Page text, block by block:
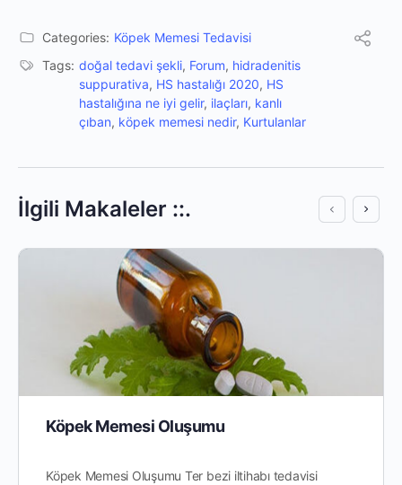
Categories: Köpek Memesi Tedavisi
Tags: doğal tedavi şekli, Forum, hidradenitis
suppurativa, HS hastalığı 2020, HS
hastalığına ne iyi gelir, ilaçları, kanlı
çıban, köpek memesi nedir, Kurtulanlar
İlgili Makaleler ::.
Köpek Memesi Oluşumu
Köpek Memesi Oluşumu Ter bezi iltihabı tedavisi